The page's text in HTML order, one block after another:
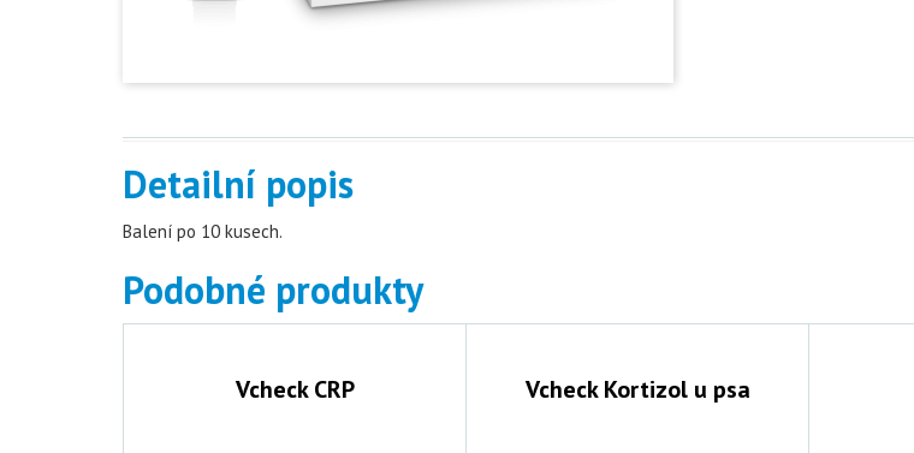
Detailní popis
Balení po 10 kusech.
Podobné produkty
Vcheck CRP Vcheck Kortizol u psa